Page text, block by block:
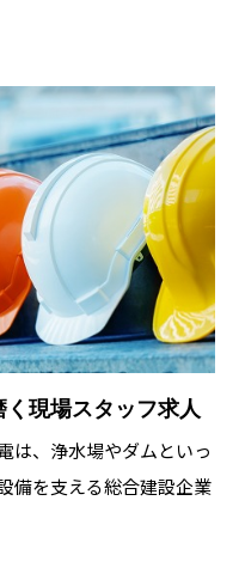
現場スタッフ求人
は、浄水場やダムといっ
備を支える総合建設企業